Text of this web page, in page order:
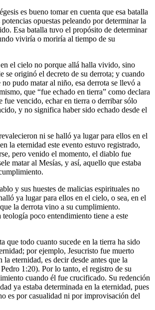
es bueno tomar en cuenta que esa batalla
opuestas peleando por determinar la
Esa batalla tuvo el propósito de determinar
viviría o moriría al tiempo de su
el cielo no porque allá halla vivido, sino
se originó el decreto de su derrota; y cuando
pudo matar al niño, esa derrota se llevó a
que “fue echado en tierra” como declara
fue vencido, echar en tierra o derribar sólo
y no significa haber sido echado desde el
ni se halló ya lugar para ellos en el
la eternidad este evento estuvo registrado,
pero venido el momento, el diablo fue
matar al Mesías, y así, aquello que estaba
y sus huestes de malicias espirituales no
ya lugar para ellos en el cielo, o sea, en el
la derrota vino a su cumplimiento.
poco entendimiento tiene a este
que todo cuanto sucede en la tierra ha sido
por ejemplo, Jesucristo fue muerto
la eternidad, es decir desde antes que la
1:20). Por lo tanto, el registro de su
cuando él fue crucificado. Su redención
ya estaba determinada en la eternidad, pues
es por casualidad ni por improvisación del